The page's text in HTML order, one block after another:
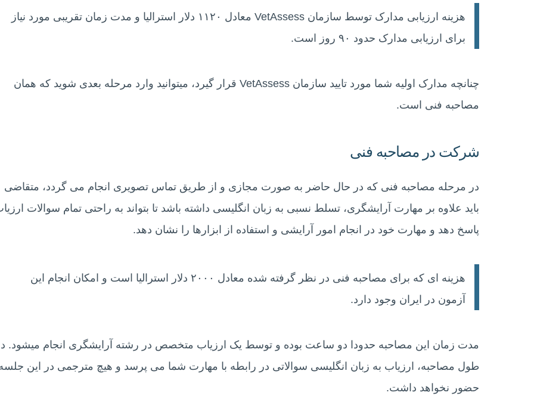
هزینه ارزیابی مدارک توسط سازمان VetAssess معادل ۱۱۲۰ دلار استرالیا و مدت زمان تقریبی مورد نیاز
برای ارزیابی مدارک حدود ۹۰ روز است.
چنانچه مدارک اولیه شما مورد تایید سازمان VetAssess قرار گیرد، میتوانید وارد مرحله بعدی شوید که همان
مصاحبه فنی است.
شرکت در مصاحبه فنی
در مرحله مصاحبه فنی که در حال حاضر به صورت مجازی و از طریق تماس تصویری انجام می گردد، متقاضی
باید علاوه بر مهارت آرایشگری، تسلط نسبی به زبان انگلیسی داشته باشد تا بتواند به راحتی تمام سوالات
پاسخ دهد و مهارت خود در انجام امور آرایشی و استفاده از ابزارها را نشان دهد.
هزینه ای که برای مصاحبه فنی در نظر گرفته شده معادل ۲۰۰۰ دلار استرالیا است و امکان انجام این
آزمون در ایران وجود دارد.
مدت زمان این مصاحبه حدودا دو ساعت بوده و توسط یک ارزیاب متخصص در رشته آرایشگری انجام میشود.
طول مصاحبه، ارزیاب به زبان انگلیسی سوالاتی در رابطه با مهارت شما می پرسد و هیچ مترجمی در این
حضور نخواهد داشت.